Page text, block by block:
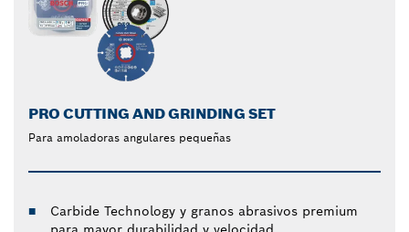
PRO CUTTING AND GRINDING SET
Para amoladoras angulares pequeñas
Carbide Technology y granos abrasivos premium